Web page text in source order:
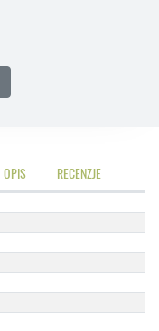
OPIS RECENZJE